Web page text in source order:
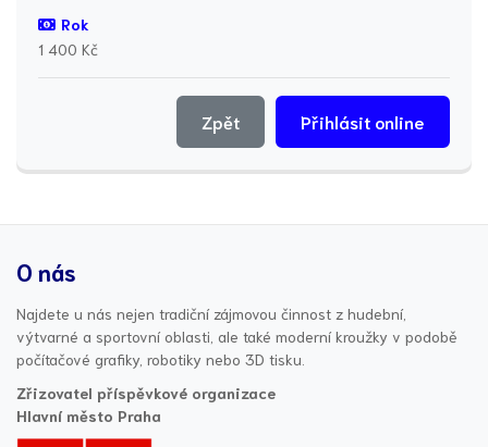
Rok
1 400 Kč
Přihlásit online
Zpět
O nás
Najdete u nás nejen tradiční zájmovou činnost z hudební,
výtvarné a sportovní oblasti, ale také moderní kroužky v podobě
počítačové grafiky, robotiky nebo 3D tisku.
Zřizovatel příspěvkové organizace
Hlavní město Praha